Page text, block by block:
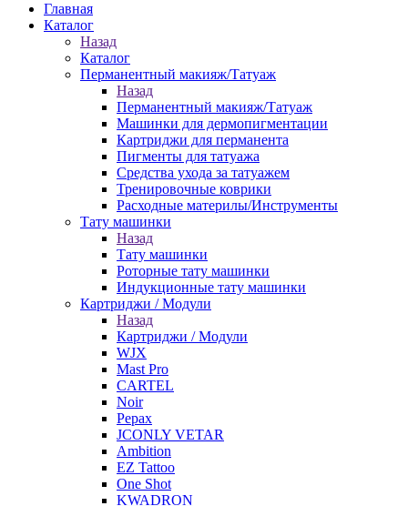
Главная
Каталог
Назад
Каталог
Перманентный макияж/Татуаж
Назад
Перманентный макияж/Татуаж
Машинки для дермопигментации
Картриджи для перманента
Пигменты для татуажа
Средства ухода за татуажем
Тренировочные коврики
Расходные материлы/Инструменты
Тату машинки
Назад
Тату машинки
Роторные тату машинки
Индукционные тату машинки
Картриджи / Модули
Назад
Картриджи / Модули
WJX
Mast Pro
CARTEL
Noir
Pepax
JCONLY VETAR
Ambition
EZ Tattoo
One Shot
KWADRON